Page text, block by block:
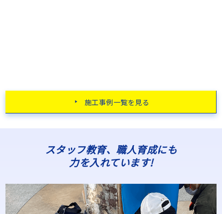
施工事例一覧を見る
スタッフ教育、職人育成にも
力を入れています!